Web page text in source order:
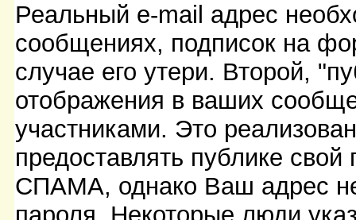
Реальный e-mail адрес
сообщениях, подписок на
случае его утери. Второй,
отображения в ваших
участниками. Это
предоставлять публике
СПАМА, однако Ваш адрес